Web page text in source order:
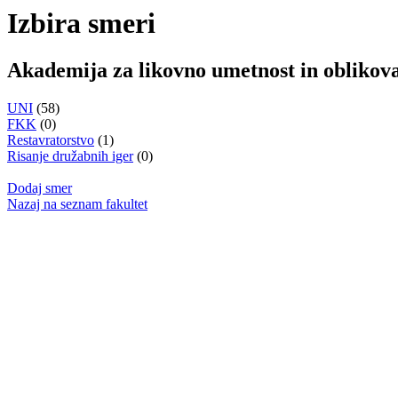
Izbira smeri
Akademija za likovno umetnost in
UNI (58)
FKK (0)
Restavratorstvo (1)
Risanje družabnih iger(0)
Dodaj smer
Nazaj na seznam fakultet